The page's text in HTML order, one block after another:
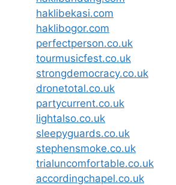
haklibekasi.com
haklibogor.com
perfectperson.co.uk
tourmusicfest.co.uk
strongdemocracy.co.uk
dronetotal.co.uk
partycurrent.co.uk
lightalso.co.uk
sleepyguards.co.uk
stephensmoke.co.uk
trialuncomfortable.co.uk
accordingchapel.co.uk